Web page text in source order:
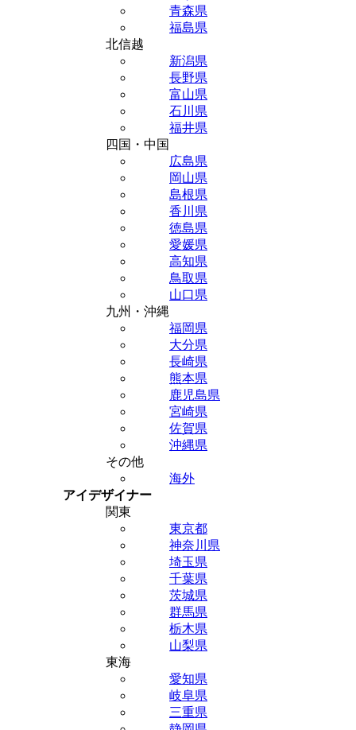
青森県
福島県
北信越
新潟県
長野県
富山県
石川県
福井県
四国・中国
広島県
岡山県
島根県
香川県
徳島県
愛媛県
高知県
鳥取県
山口県
九州・沖縄
福岡県
大分県
長崎県
熊本県
鹿児島県
宮崎県
佐賀県
沖縄県
その他
海外
アイデザイナー
関東
東京都
神奈川県
埼玉県
千葉県
茨城県
群馬県
栃木県
山梨県
東海
愛知県
岐阜県
三重県